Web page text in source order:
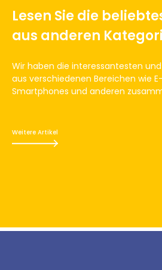
Lesen Sie die
aus anderen
Wir haben die interessantesten
aus verschiedenen Bereichen wie
Smartphones und anderen
Weitere Artikel